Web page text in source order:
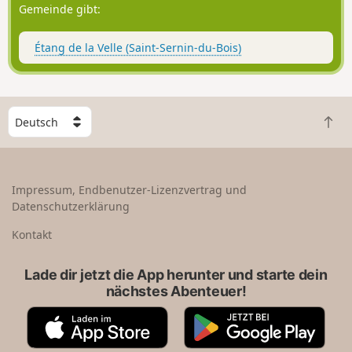
Gemeinde gibt:
Étang de la Velle (Saint-Sernin-du-Bois)
W
ä
h
e
n
Z
u
Impressum, Endbenutzer-Lizenzvertrag und
Datenschutzerklärung
Kontakt
Lade dir jetzt die App herunter und starte dein
nächstes Abenteuer!
A
p
G
o